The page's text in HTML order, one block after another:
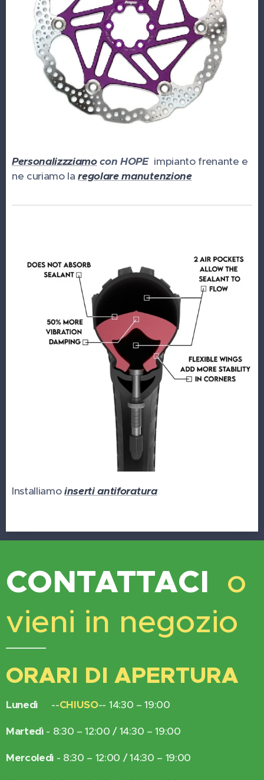
Personalizzziamocon HOPE impianto frenante e
ne curiamo laregolare manutenzione
Installiamoinserti antiforatura
CONTATTACI o
vieni in negozio
ORARI DI APERTURA
Lunedì --CHIUSO-- 14:30 – 19:00
Martedì - 8:30 – 12:00 / 14:30 – 19:00
Mercoledì - 8:30 – 12:00 / 14:30 – 19:00